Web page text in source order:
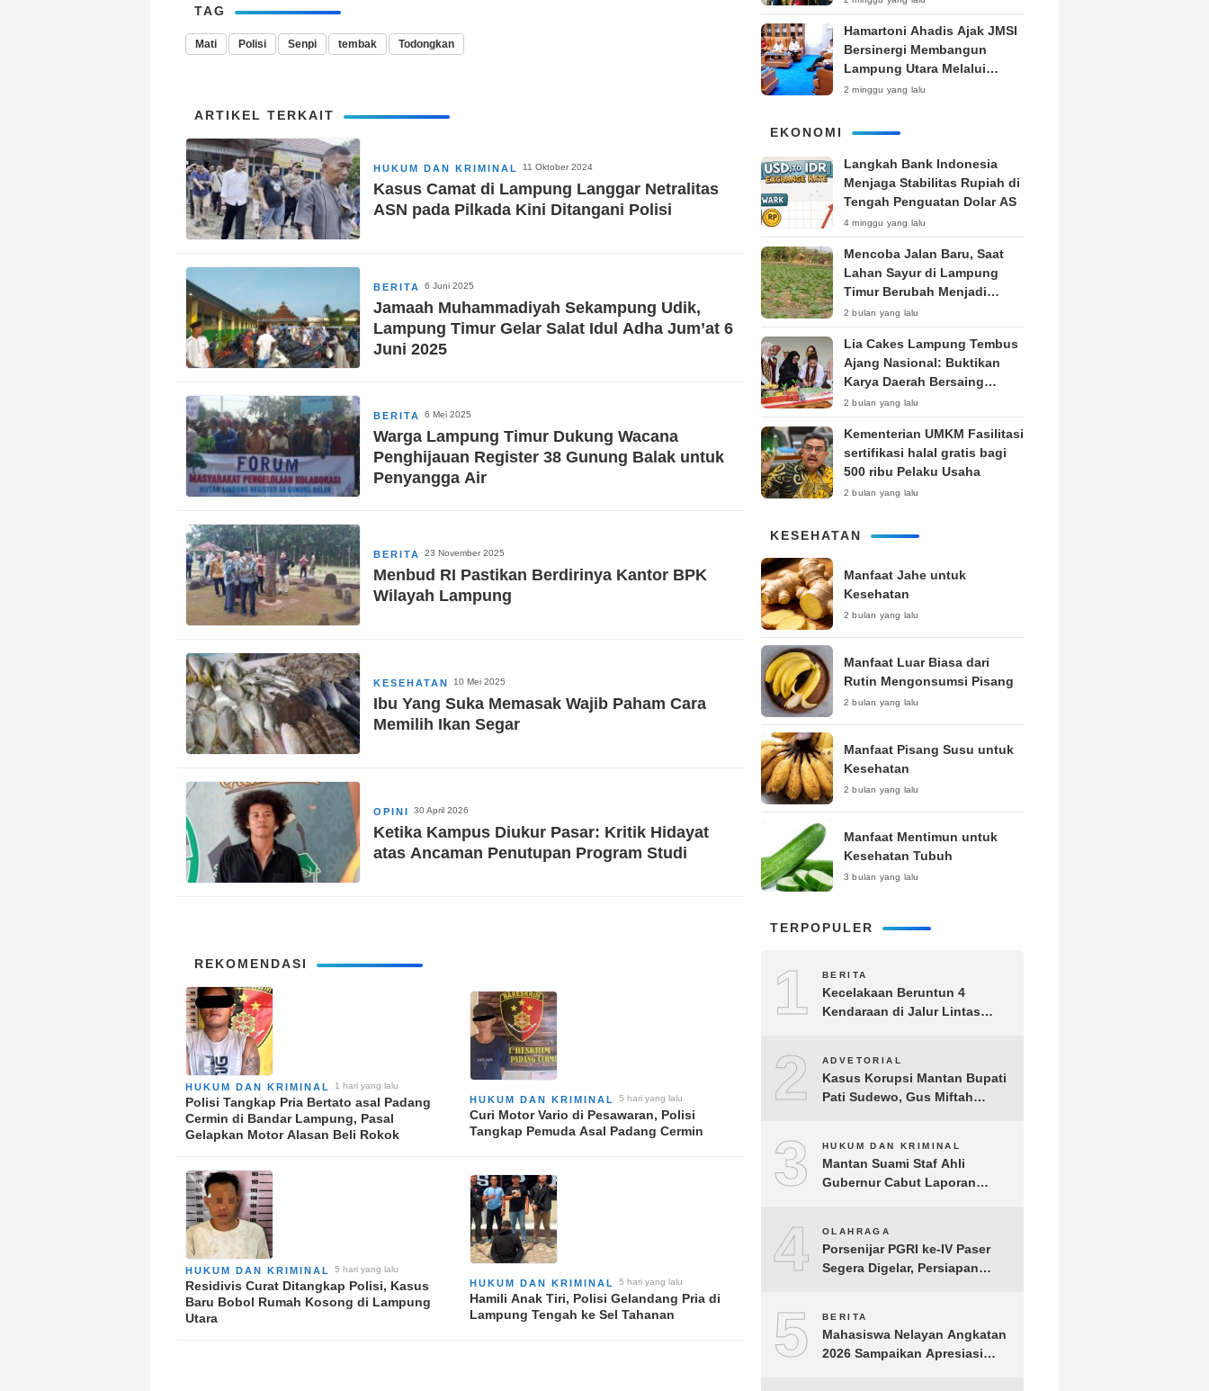
TAG
Mati Polisi Senpi tembak Todongkan
ARTIKEL TERKAIT
HUKUM DAN KRIMINAL 11 Oktober 2024
Kasus Camat di Lampung Langgar Netralitas
ASN pada Pilkada Kini Ditangani Polisi
BERITA 6 Juni 2025
Jamaah Muhammadiyah Sekampung Udik,
Lampung Timur Gelar Salat Idul Adha Jum’at 6
Juni 2025
BERITA 6 Mei 2025
Warga Lampung Timur Dukung Wacana
Penghijauan Register 38 Gunung Balak untuk
Penyangga Air
BERITA 23 November 2025
Menbud RI Pastikan Berdirinya Kantor BPK
Wilayah Lampung
KESEHATAN 10 Mei 2025
Ibu Yang Suka Memasak Wajib Paham Cara
Memilih Ikan Segar
OPINI 30 April 2026
Ketika Kampus Diukur Pasar: Kritik Hidayat
atas Ancaman Penutupan Program Studi
REKOMENDASI
HUKUM DAN KRIMINAL 1 hari yang lalu
Polisi Tangkap Pria Bertato asal Padang
Cermin di Bandar Lampung, Pasal
Gelapkan Motor Alasan Beli Rokok
HUKUM DAN KRIMINAL 5 hari yang lalu
Curi Motor Vario di Pesawaran, Polisi
Tangkap Pemuda Asal Padang Cermin
HUKUM DAN KRIMINAL 5 hari yang lalu
Residivis Curat Ditangkap Polisi, Kasus
Baru Bobol Rumah Kosong di Lampung
Utara
HUKUM DAN KRIMINAL 5 hari yang lalu
Hamili Anak Tiri, Polisi Gelandang Pria di
Lampung Tengah ke Sel Tahanan
Hamartoni Ahadis Ajak JMSI
Bersinergi Membangun
Lampung Utara Melalui
Pemberitaan
2 minggu yang lalu
EKONOMI
Langkah Bank Indonesia
Menjaga Stabilitas Rupiah di
Tengah Penguatan Dolar AS
4 minggu yang lalu
Mencoba Jalan Baru, Saat
Lahan Sayur di Lampung
Timur Berubah Menjadi
Kebun Tembakau
2 bulan yang lalu
Lia Cakes Lampung Tembus
Ajang Nasional: Buktikan
Karya Daerah Bersaing
Setara Kota Besar
2 bulan yang lalu
Kementerian UMKM Fasilitasi
sertifikasi halal gratis bagi
500 ribu Pelaku Usaha
2 bulan yang lalu
KESEHATAN
Manfaat Jahe untuk
Kesehatan
2 bulan yang lalu
Manfaat Luar Biasa dari
Rutin Mengonsumsi Pisang
2 bulan yang lalu
Manfaat Pisang Susu untuk
Kesehatan
2 bulan yang lalu
Manfaat Mentimun untuk
Kesehatan Tubuh
3 bulan yang lalu
TERPOPULER
1 BERITA
Kecelakaan Beruntun 4
Kendaraan di Jalur Lintas
2 ADVETORIAL
Kasus Korupsi Mantan Bupati
Pati Sudewo, Gus Miftah
3 HUKUM DAN KRIMINAL
Mantan Suami Staf Ahli
Gubernur Cabut Laporan
4 OLAHRAGA
Porsenijar PGRI ke-IV Paser
Segera Digelar, Persiapan
5 BERITA
Mahasiswa Nelayan Angkatan
2026 Sampaikan Apresiasi